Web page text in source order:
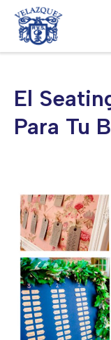
Saltar
contenido
El
Para Tu